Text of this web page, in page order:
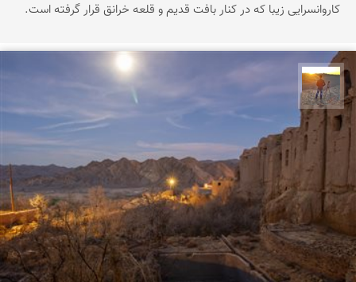
کاروانسرایی زیبا که در کنار بافت قدیم و قلعه خرانق قرار گرفته است.